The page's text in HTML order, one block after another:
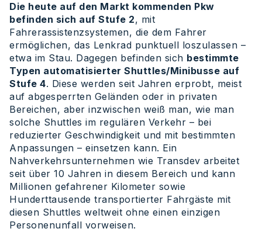
Die heute auf den Markt kommenden Pkw
befinden sich auf Stufe 2, mit
Fahrerassistenzsystemen, die dem Fahrer
ermöglichen, das Lenkrad punktuell loszulassen –
etwa im Stau. Dagegen befinden sich bestimmte
Typen automatisierter Shuttles/Minibusse auf
Stufe 4. Diese werden seit Jahren erprobt, meist
auf abgesperrten Geländen oder in privaten
Bereichen, aber inzwischen weiß man, wie man
solche Shuttles im regulären Verkehr – bei
reduzierter Geschwindigkeit und mit bestimmten
Anpassungen – einsetzen kann. Ein
Nahverkehrsunternehmen wie Transdev arbeitet
seit über 10 Jahren in diesem Bereich und kann
Millionen gefahrener Kilometer sowie
Hunderttausende transportierter Fahrgäste mit
diesen Shuttles weltweit ohne einen einzigen
Personenunfall vorweisen.